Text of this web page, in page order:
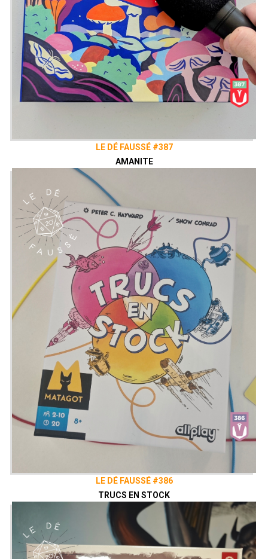
LE DÉ FAUSSÉ #387
AMANITE
LE DÉ FAUSSÉ #386
TRUCS EN STOCK